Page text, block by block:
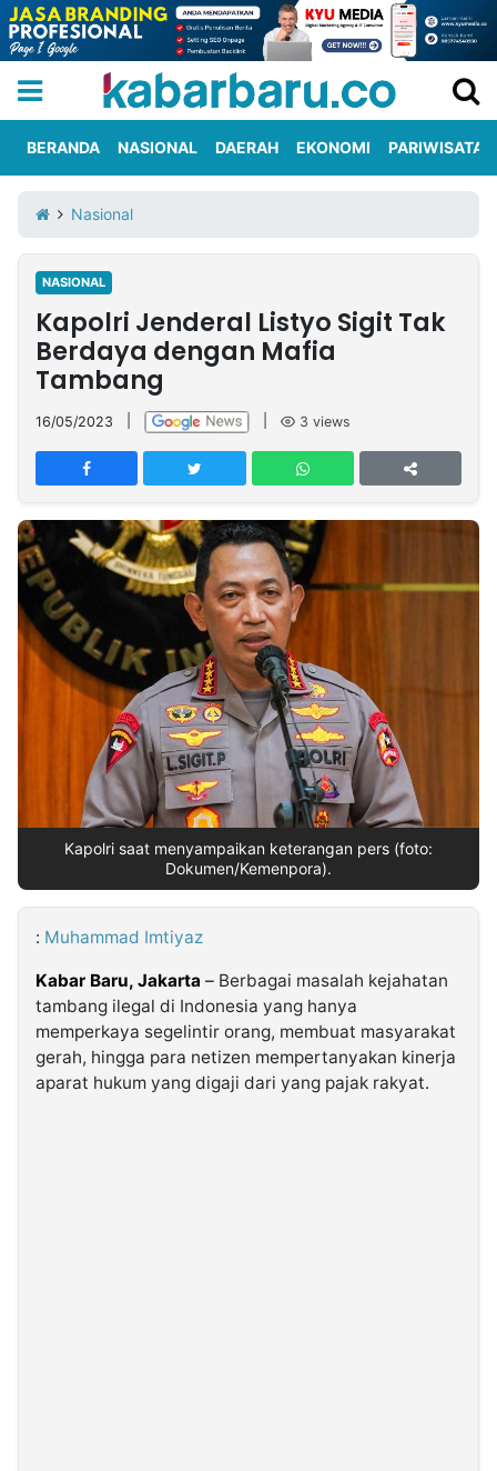
Iklan
Berita
Kami
Nasional
International
Olahraga
Entertainment
Daerah
Pariwisata
Kuliner
Kolom
Network
PT
TREETAN
INDONESIA
Partner
Insight
Suara
Time
Lens
Daily
Jogja
Jalan
Rakyat
Idealita
News
Kita
Notice
Dinamikapost.com
Radar
Baru
Seedbacklink
Kabarbaru.co
2026
BERANDA NASIONAL DAERAH EKONOMI PARIWISATA
Nasional
NASIONAL
Kapolri Jenderal Listyo Sigit Tak
Berdaya dengan Mafia
Tambang
16/05/2023 3 views
Kapolri saat menyampaikan keterangan pers (foto:
Dokumen/Kemenpora).
: Muhammad Imtiyaz
Kabar Baru, Jakarta – Berbagai masalah kejahatan
tambang ilegal di Indonesia yang hanya
memperkaya segelintir orang, membuat masyarakat
gerah, hingga para netizen mempertanyakan kinerja
aparat hukum yang digaji dari yang pajak rakyat.